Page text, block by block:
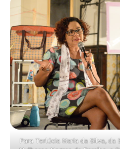
Para Terlúcia Maria da Silva,